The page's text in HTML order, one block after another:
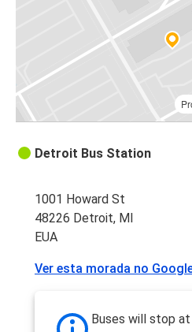
Detroit Bus Station
1001 Howard St
48226 Detroit, MI
EUA
Ver esta morada no
Buses will stop